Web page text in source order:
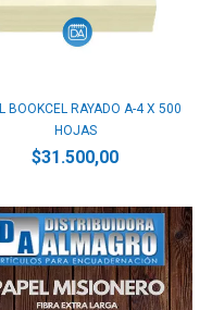
BOOKCEL RAYADO A-4 X 500
HOJAS
$31.500,00